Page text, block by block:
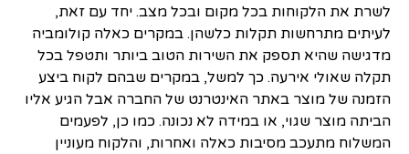
לשרת את הלקוחות בכל מקום ובכל מצב. יחד עם זאת,
לעיתים מתרחשות תקלות כלשהן. במקרים כאלה קולומביה
מדגישה שהיא תספק את השירות הטוב ביותר ותטפל בכל
תקלה שאולי אירעה. כך למשל, במקרים שבהם לקוח ביצע
הזמנה של מוצר באתר האינטרנט של החברה אבל הגיע אליו
הביתה מוצר שגוי, או במידה לא נכונה. כמו כן, לפעמים
המשלוח מתעכב מסיבות כאלה ואחרות, והלקוח מעוניין